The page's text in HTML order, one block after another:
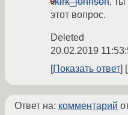
этот вопрос.
Deleted
20.02.2019
Показать ответ
Ответ на: комментарий